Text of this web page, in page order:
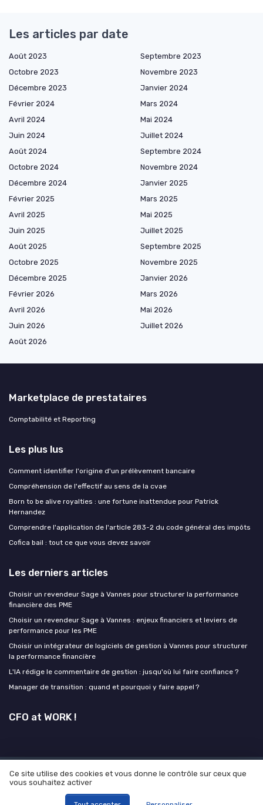
Les articles par date
Août 2023
Septembre 2023
Octobre 2023
Novembre 2023
Décembre 2023
Janvier 2024
Février 2024
Mars 2024
Avril 2024
Mai 2024
Juin 2024
Juillet 2024
Août 2024
Septembre 2024
Octobre 2024
Novembre 2024
Décembre 2024
Janvier 2025
Février 2025
Mars 2025
Avril 2025
Mai 2025
Juin 2025
Juillet 2025
Août 2025
Septembre 2025
Octobre 2025
Novembre 2025
Décembre 2025
Janvier 2026
Février 2026
Mars 2026
Avril 2026
Mai 2026
Juin 2026
Juillet 2026
Août 2026
Marketplace de prestataires
Comptabilité et Reporting
Les plus lus
Comment identifier l'origine d'un prélèvement bancaire
Compréhension de l'effectif au sens de la cvae
Born to be alive royalties : une fortune inattendue pour Patrick
Hernandez
Comprendre l'application de l'article 283-2 du code général des impôts
Cofica bail : tout ce que vous devez savoir
Les derniers articles
Choisir un revendeur Sage à Vannes pour structurer la performance
financière des PME
Choisir un revendeur Sage à Vannes : enjeux financiers et leviers de
performance pour les PME
Choisir un intégrateur de logiciels de gestion à Vannes pour structurer
la performance financière
L'IA rédige le commentaire de gestion : jusqu'où lui faire confiance ?
Manager de transition : quand et pourquoi y faire appel ?
CFO at WORK !
Mentions légales Politique de confidentialité
Grande
enquête 2025 sur l' IA et les directions financières
© CFO at WORK ! 2026
Ce site utilise des cookies et vous donne le contrôle sur ceux que
vous souhaitez activer